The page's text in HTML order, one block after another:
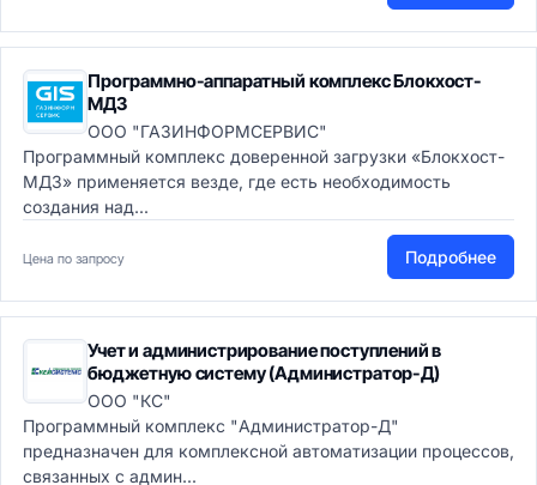
Программно-аппаратный комплекс Блокхост-
МДЗ
ООО "ГАЗИНФОРМСЕРВИС"
Программный комплекс доверенной загрузки «Блокхост-
МДЗ» применяется везде, где есть необходимость
создания над...
Цена по запросу Подробнее
Учет и администрирование поступлений в
бюджетную систему (Администратор-Д)
ООО "КС"
Программный комплекс "Администратор-Д"
предназначен для комплексной автоматизации процессов,
связанных с админ...